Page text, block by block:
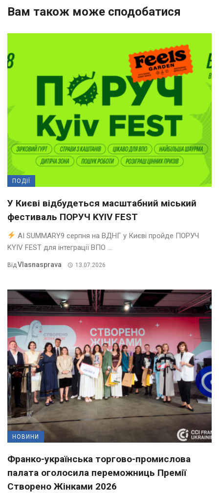
Вам також може сподобатися
ПОДІЇ
У Києві відбудеться масштабний міський
фестиваль ПОРУЧ KYIV FEST
AI SUMMARY9 серпня на ВДНГ у Києві пройде ПОРУЧ
KYIV FEST для інтеграції ВПО ...
Від Vlasnasprava 13.07.2026
НОВИНИ
Франко-українська торгово-промислова
палата оголосила переможниць Премії
Створено Жінками 2026